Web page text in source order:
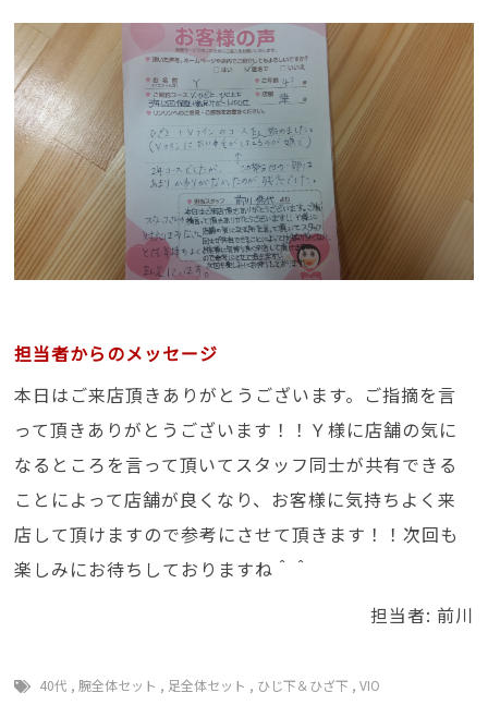
担当者からのメッセージ
本日はご来店頂きありがとうございます。ご指摘を言
って頂きありがとうございます！！Ｙ様に店舗の気に
なるところを言って頂いてスタッフ同士が共有できる
ことによって店舗が良くなり、お客様に気持ちよく来
店して頂けますので参考にさせて頂きます！！次回も
楽しみにお待ちしておりますね＾＾
担当者: 前川
40代 ,腕全体セット , 足全体セット , ひじ下＆ひざ下 ,VIO